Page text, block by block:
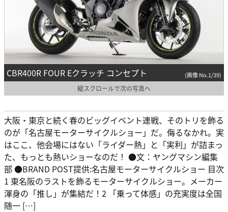
CBR400R FOUR Eクラッチ コンセプト (画像 No.1/39)
縦スクロールで次の写真へ
大阪・東京と続く春のビッグイベント連戦、そのトリを飾る
のが「名古屋モーターサイクルショー」だ。侮るなかれ。実
はここ、他会場にはない「ライダー熱」と「実利」が詰まっ
た、もっとも熱いショーなのだ！ ●文：ヤングマシン編集
部 ●BRAND POST提供:名古屋モーターサイクルショー 目次
1 東名阪のラストを飾るモーターサイクルショー。メーカー
渾身の「推し」が集結だ！2 「乗って体感」の充実度は全国
随一 […]